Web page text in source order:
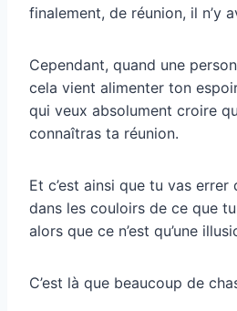
finalement, de réunion, il n’y
Cependant, quand une
cela vient alimenter ton
qui veux absolument croire
connaîtras ta réunion.
Et c’est ainsi que tu vas errer
dans les couloirs de ce que tu
alors que ce n’est qu’une
C’est là que beaucoup de